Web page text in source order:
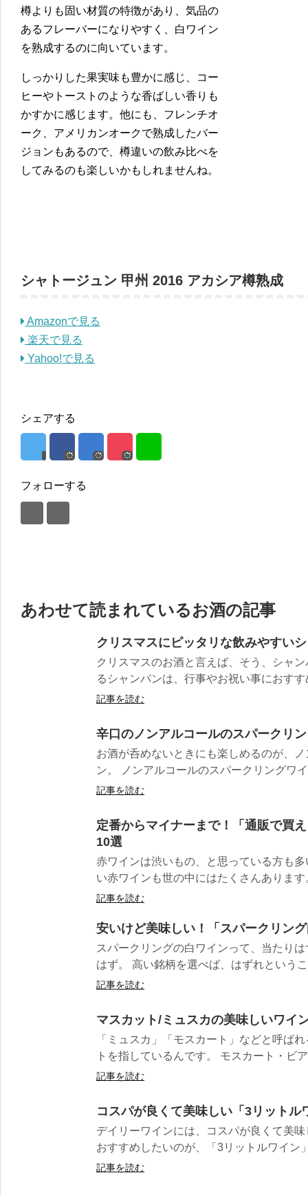
樽よりも固い材質の特徴があり、気品の
あるフレーバーになりやすく、白ワイン
を熟成するのに向いています。
しっかりした果実味も豊かに感じ、コー
ヒーやトーストのような香ばしい香りも
かすかに感じます。他にも、フレンチオ
ーク、アメリカンオークで熟成したバー
ジョンもあるので、樽違いの飲み比べを
してみるのも楽しいかもしれませんね。
シャトージュン 甲州 2016 アカシア樽熟成
Amazonで見る
楽天で見る
Yahoo!で見る
シェアする
フォローする
あわせて読まれているお酒の記事
クリスマスにピッタリな飲みやすい
クリスマスのお酒と言えば、そう、シャ
るシャンパンは、行事やお祝い事におす
記事を読む
辛口のノンアルコールのスパークリ
お酒が呑めないときにも楽しめるのが、
ン。 ノンアルコールのスパークリングワ
記事を読む
定番からマイナーまで！「通販で買
10選
赤ワインは渋いもの、と思っている方も
い赤ワインも世の中にはたくさんありま
記事を読む
安いけど美味しい！「スパークリン
スパークリングの白ワインって、当たり
はず。 高い銘柄を選べば、はずれという
記事を読む
マスカット/ミュスカの美味しいワイ
「ミュスカ」「モスカート」などと呼ば
トを指しているんです。 モスカート・ビ
記事を読む
コスパが良くて美味しい「3リットル
デイリーワインには、コスパが良くて美
おすすめしたいのが、「3リットルワイン
記事を読む